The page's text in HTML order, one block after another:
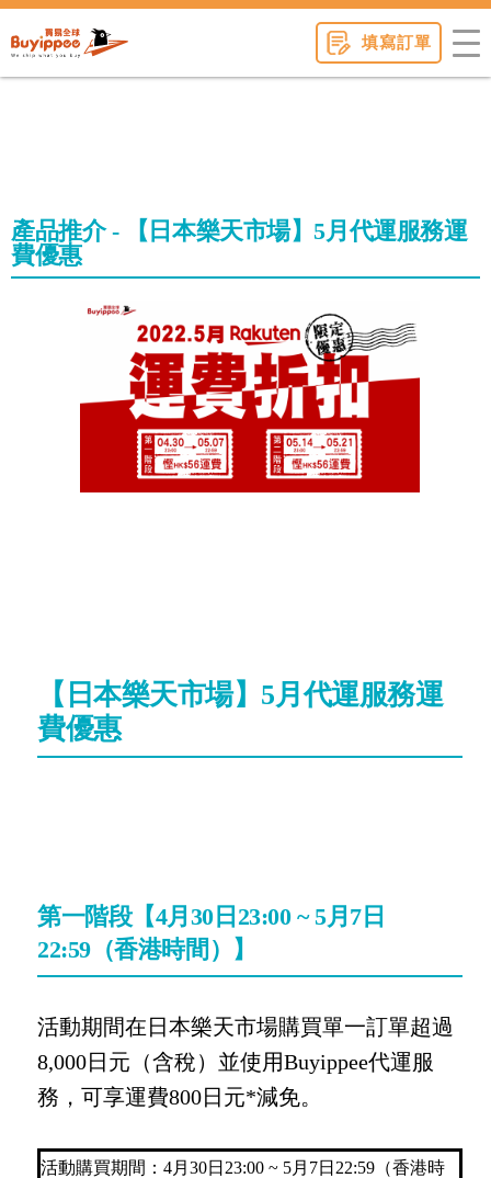
填寫訂單
產品推介 - 【日本樂天市場】5月代運服務運
費優惠
【日本樂天市場】5月代運服務運
費優惠
第一階段【4月30日23:00 ~ 5月7日
22:59（香港時間）】
活動期間在日本樂天市場購買單一訂單超過
8,000日元（含稅）並使用Buyippee代運服
務，可享運費800日元*減免。
活動購買期間：4月30日23:00 ~ 5月7日22:59（香港時